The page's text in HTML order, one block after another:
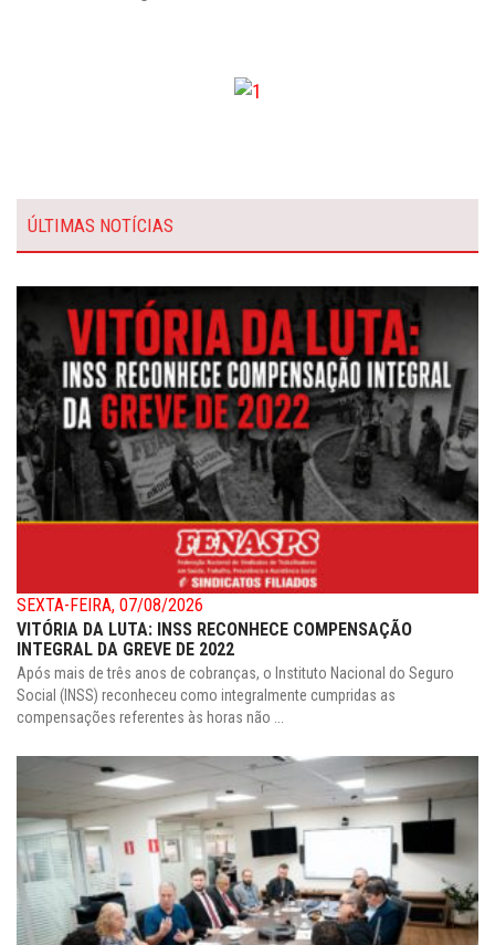
ÚLTIMAS NOTÍCIAS
SEXTA-FEIRA, 07/08/2026
VITÓRIA DA LUTA: INSS RECONHECE COMPENSAÇÃO
INTEGRAL DA GREVE DE 2022
Após mais de três anos de cobranças, o Instituto Nacional do Seguro
Social (INSS) reconheceu como integralmente cumpridas as
compensações referentes às horas não ...